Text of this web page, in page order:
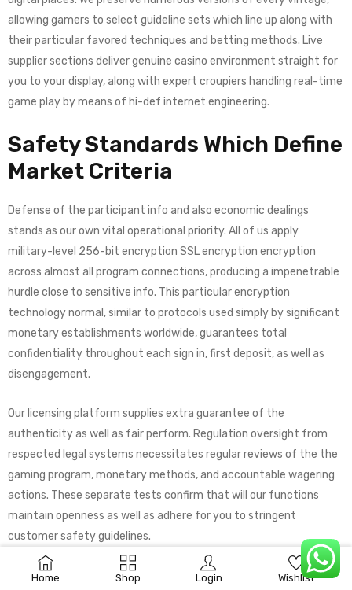
Home Shop Login Wishlist
0
allowing gamers to select guideline sets which line up along with
their particular favored techniques and betting methods. Live
supplier sections deliver genuine casino environment straight for
you to your display, along with expert croupiers handling real-time
game play by means of hi-def internet engineering.
Safety Standards Which Define
Market Criteria
Defense of the participant info and also economic dealings
stands as our own vital operational priority. All of us apply
military-level 256-bit encryption SSL encryption encryption
across almost all program connections, producing a impenetrable
hurdle close to sensitive info. This particular encryption
technology normal, similar to protocols used simply by significant
monetary establishments worldwide, guarantees total
confidentiality throughout each sign in, first deposit, as well as
disengagement.
Our licensing platform supplies extra guarantee of the
authenticity as well as fair perform. Regulation oversight from
respected legal systems necessitates regular reviews of the the
gaming program, monetary methods, and accountable wagering
actions. These separate tests confirm that will our functions
maintain openness as well as adhere for you to stringent
customer safety guidelines.
Key Safety Characteristics We Maintain